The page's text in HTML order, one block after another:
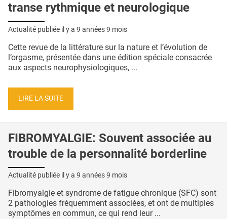
transe rythmique et neurologique
Actualité publiée il y a 9 années 9 mois
Cette revue de la littérature sur la nature et l’évolution de
l’orgasme, présentée dans une édition spéciale consacrée
aux aspects neurophysiologiques, ...
LIRE LA SUITE
FIBROMYALGIE: Souvent associée au
trouble de la personnalité borderline
Actualité publiée il y a 9 années 9 mois
Fibromyalgie et syndrome de fatigue chronique (SFC) sont
2 pathologies fréquemment associées, et ont de multiples
symptômes en commun, ce qui rend leur ...